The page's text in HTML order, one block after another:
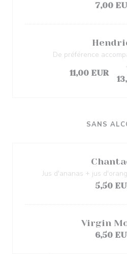
7,00
De préférence
11,00 EUR
SANS
Jus d'ananas + jus
5,50
Virgin
6,50